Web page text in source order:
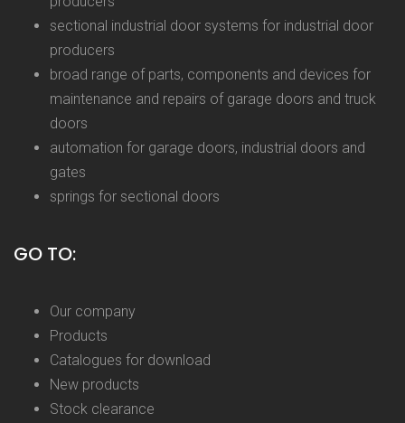
sectional industrial door systems for industrial door
producers
broad range of parts, components and devices for
maintenance and repairs of garage doors and truck
doors
automation for garage doors, industrial doors and
gates
springs for sectional doors
GO TO:
Our company
Products
Catalogues for download
New products
Stock clearance